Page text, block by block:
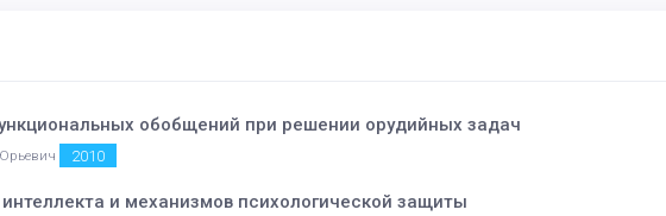
обобщений при решении орудийных задач
2010
и механизмов психологической защиты